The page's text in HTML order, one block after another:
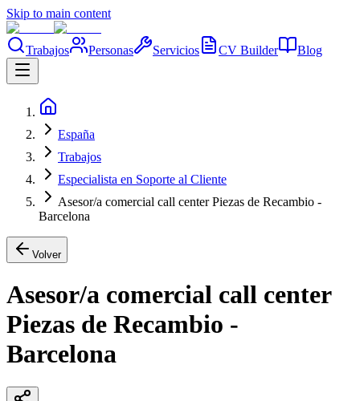
Skip to main content
Trabajos Personas Servicios CV Builder Blog
España
Trabajos
Especialista en Soporte al Cliente
Asesor/a comercial call center Piezas de Recambio -
Barcelona
Volver
Asesor/a comercial call center
Piezas de Recambio -
Barcelona